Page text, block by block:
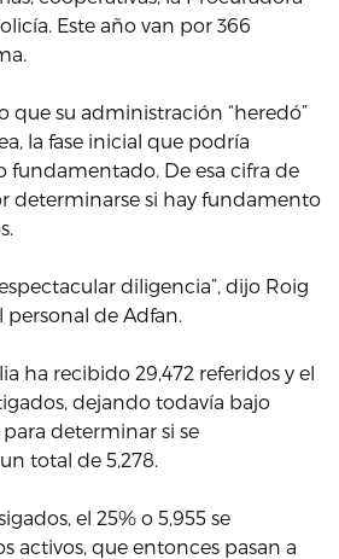
Este año van por 366
que su administración “heredó”
la fase inicial que podría
fundamentado. De esa cifra de
determinarse si hay fundamento
diligencia”, dijo Roig
personal de Adfan.
ha recibido 29,472 referidos y el
dejando todavía bajo
determinar si se
total de 5,278.
el 25% o 5,955 se
activos, que entonces pasan a